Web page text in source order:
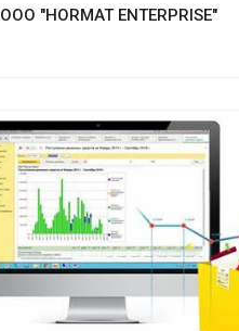
ООО "HORMAT ENTERPRISE"
Смотреть проект